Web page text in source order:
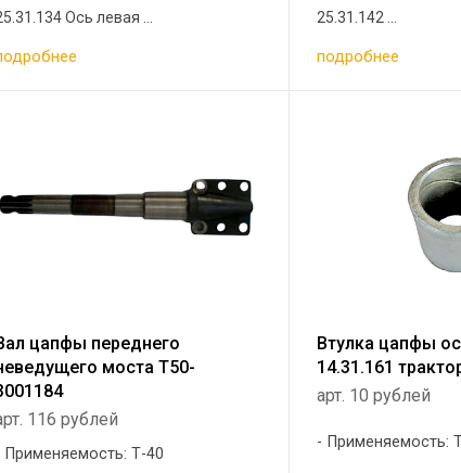
Ось левая ... 25.31.142 ...
подробнее
цапфы переднего
моста Т50-
116 рублей
Применяемость: Т-40
Втулка цапфы
14.31.161
арт. 10 рублей
Применяемость: